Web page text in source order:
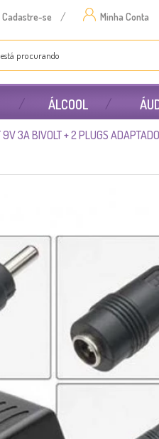
Cadastre-se / Minha Conta
ÁLCOOL
3A BIVOLT + 2 PLUGS